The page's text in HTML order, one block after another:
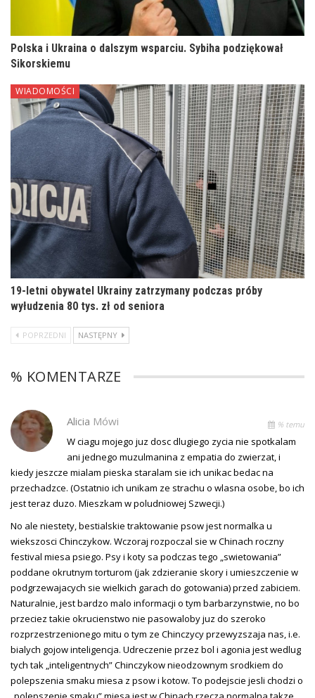
Polska i Ukraina o dalszym wsparciu. Sybiha podziękował
Sikorskiemu
WIADOMOŚCI
19-letni obywatel Ukrainy zatrzymany podczas próby
wyłudzenia 80 tys. zł od seniora
POPRZEDNI NASTĘPNY
% KOMENTARZE
Alicia Mówi % temu
W ciagu mojego juz dosc dlugiego zycia nie spotkalam
ani jednego muzulmanina z empatia do zwierzat, i
kiedy jeszcze mialam pieska staralam sie ich unikac bedac na
przechadzce. (Ostatnio ich unikam ze strachu o wlasna osobe, bo ich
jest teraz duzo. Mieszkam w poludniowej Szwecji.)
No ale niestety, bestialskie traktowanie psow jest normalka u
wiekszosci Chinczykow. Wczoraj rozpoczal sie w Chinach roczny
festival miesa psiego. Psy i koty sa podczas tego „swietowania”
poddane okrutnym torturom (jak zdzieranie skory i umieszczenie w
podgrzewajacych sie wielkich garach do gotowania) przed zabiciem.
Naturalnie, jest bardzo malo informacji o tym barbarzynstwie, no bo
przeciez takie okrucienstwo nie pasowaloby juz do szeroko
rozprzestrzenionego mitu o tym ze Chinczycy przewyzszaja nas, i.e.
bialych gojow inteligencja. Udreczenie przez bol i agonia jest wedlug
tych tak „inteligentnych” Chinczykow nieodzownym srodkiem do
polepszenia smaku miesa z psow i kotow. To podejscie jesli chodzi o